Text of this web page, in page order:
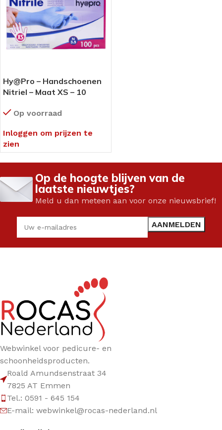
Hy@Pro – Handschoenen
Nitriel – Maat XS – 10
Op voorraad
Inloggen om prijzen te
zien
Op de hoogte blijven van de
laatste nieuwtjes?
Meld u dan meteen aan voor onze nieuwsbrief!
Webwinkel voor pedicure- en
schoonheidsproducten.
Roald Amundsenstraat 34
7825 AT Emmen
Tel.: 0591 - 645 154
E-mail: webwinkel@rocas-nederland.nl